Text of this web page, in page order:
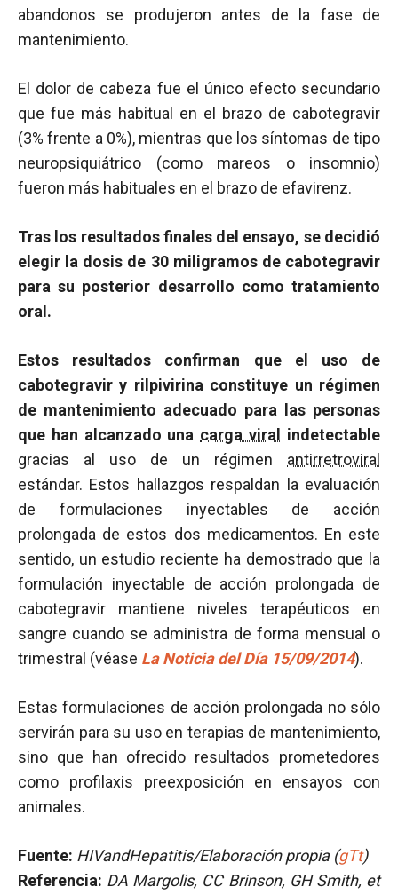
abandonos se produjeron antes de la fase de
mantenimiento.
El dolor de cabeza fue el único efecto secundario
que fue más habitual en el brazo de cabotegravir
(3% frente a 0%), mientras que los síntomas de tipo
neuropsiquiátrico (como mareos o insomnio)
fueron más habituales en el brazo de efavirenz.
Tras los resultados finales del ensayo, se decidió
elegir la dosis de 30 miligramos de cabotegravir
para su posterior desarrollo como tratamiento
oral.
Estos resultados confirman que el uso de
cabotegravir y rilpivirina constituye un régimen
de mantenimiento adecuado para las personas
que han alcanzado una carga viral
indetectable
gracias al uso de un régimen antirretroviral
estándar. Estos hallazgos respaldan la evaluación
de formulaciones inyectables de acción
prolongada de estos dos medicamentos. En este
sentido, un estudio reciente ha demostrado que la
formulación inyectable de acción prolongada de
cabotegravir mantiene niveles terapéuticos en
sangre cuando se administra de forma mensual o
trimestral (véase La Noticia del Día 15/09/2014).
Estas formulaciones de acción prolongada no sólo
servirán para su uso en terapias de mantenimiento,
sino que han ofrecido resultados prometedores
como profilaxis preexposición en ensayos con
animales.
Fuente: HIVandHepatitis/Elaboración propia (gTt)
Referencia: DA Margolis, CC Brinson, GH Smith, et